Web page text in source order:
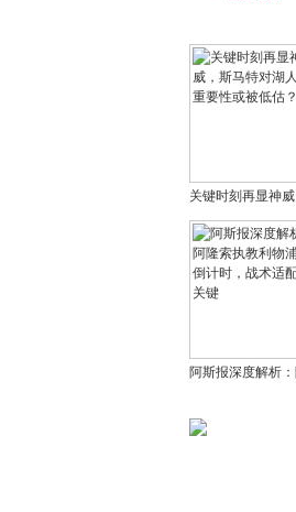
关键时刻再显神
马特对湖人队的
或被低估？
阿斯报深度解析
时，战术适配性成